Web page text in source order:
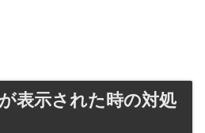
表示された時の対処